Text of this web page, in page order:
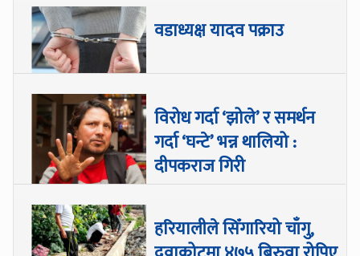
वडाध्यक्ष यादव पक्राउ
विरोध गर्दा ‘झोले’ र समर्थन
गर्दा ‘घन्टे’ भन्न थालियो :
दीपकराज गिरी
हरियालीले सिँगारियो चाँगु,